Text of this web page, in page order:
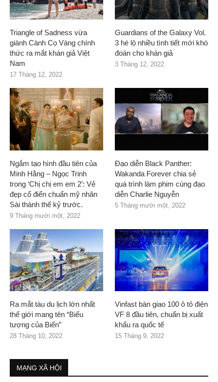
Triangle of Sadness vừa
giành Cành Cọ Vàng chính
thức ra mắt khán giả Việt
Nam
17 Tháng 12, 2022
Guardians of the Galaxy Vol.
3 hé lộ nhiều tình tiết mới khó
đoán cho khán giả
3 Tháng 12, 2022
Ngắm tạo hình đầu tiên của
Minh Hằng – Ngọc Trinh
trong ‘Chị chị em em 2’: Vẻ
đẹp cổ điển chuẩn mỹ nhân
Sài thành thế kỷ trước.
9 Tháng mười một, 2022
Đạo diễn Black Panther:
Wakanda Forever chia sẻ
quá trình làm phim cùng đạo
diễn Charlie Nguyễn
5 Tháng mười một, 2022
Ra mắt tàu du lịch lớn nhất
thế giới mang tên “Biểu
tượng của Biển”
28 Tháng 10, 2022
Vinfast bàn giao 100 ô tô điện
VF 8 đầu tiên, chuẩn bị xuất
khẩu ra quốc tế
15 Tháng 9, 2022
MẠNG XÃ HỘI